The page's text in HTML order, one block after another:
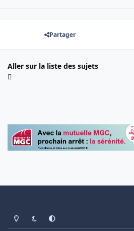
Partager
Aller sur la liste des sujets
Light ModeDark ModeSystem Preference